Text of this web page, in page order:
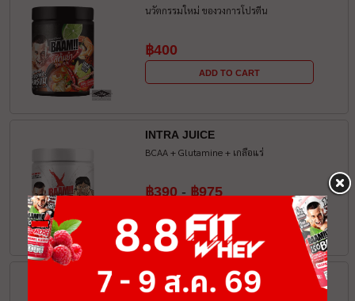
นวัตกรรมใหม่ ของวงการโปรตีน
฿400
ADD TO CART
INTRA JUICE
BCAA + Glutamine + เกลือแร่
฿390 - ฿975
ADD TO CART
CLA X1500
กรดไขมันดีจากธรรมชาติ